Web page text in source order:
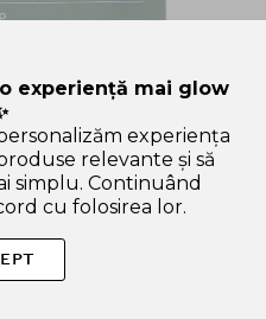
experiență mai glow
experiența
relevante și să
simplu. Continuând
cu folosirea lor.